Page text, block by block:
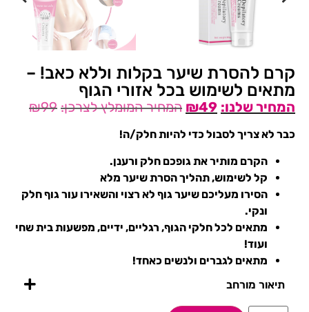
קרם להסרת שיער בקלות וללא כאב! –
מתאים לשימוש בכל אזורי הגוף
₪99 ₪49
כבר לא צריך לסבול כדי להיות חלק/ה!
הקרם מותיר את גופכם חלק ורענן.
קל לשימוש, תהליך הסרת שיער מלא
הסירו מעליכם שיער גוף לא רצוי והשאירו עור גוף חלק
ונקי.
מתאים לכל חלקי הגוף, רגליים, ידיים, מפשעות בית שחי
ועוד!
מתאים לגברים ולנשים כאחד!
תיאור מורחב